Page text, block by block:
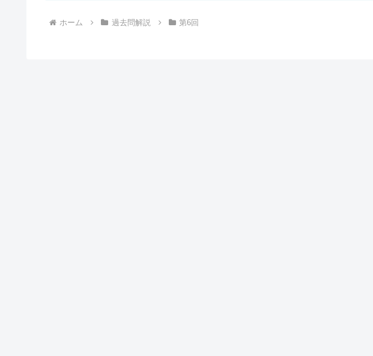
ホーム 過去問解説 第6回